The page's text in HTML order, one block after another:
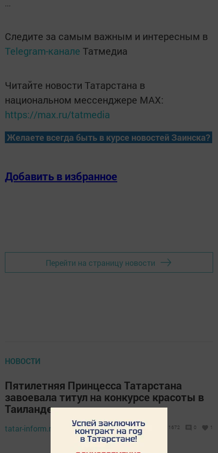
...
Следите за самым важным и интересным в
Telegram-канале Татмедиа
Читайте новости Татарстана в
национальном мессенджере MАХ:
https://max.ru/tatmedia
Желаете всегда быть в курсе новостей Заинска?
Добавить в избранное
Перейти на страницу новости
НОВОСТИ
Пятилетняя Принцесса Татарстана
завоевала титул на конкурсе красоты в
Таиланде
tatar-inform.ru, 1 августа 2018 - 10:03 1672 0 1